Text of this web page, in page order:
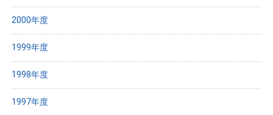
2000年度
1999年度
1998年度
1997年度